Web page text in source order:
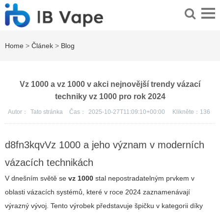
Home > Článek > Blog
Vz 1000 a vz 1000 v akci nejnovější trendy vázací
techniky vz 1000 pro rok 2024
Autor： Tato stránka Čas： 2025-10-27T11:09:10+00:00 Klikněte： 136
d8fn3kqvVz 1000 a jeho význam v moderních
vázacích technikách
V dnešním světě se vz 1000 stal nepostradatelným prvkem v
oblasti vázacích systémů, které v roce 2024 zaznamenávají
výrazný vývoj. Tento výrobek představuje špičku v kategorii díky